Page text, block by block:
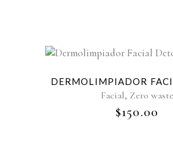
DERMOLIMPIADOR
Facial, Zero waste
$150.00